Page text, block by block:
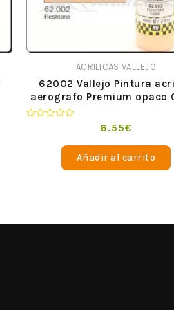
ACRILICAS VALLEJO
62002 Vallejo Pintura
aerografo Premium opaco
6.55€
Añadir al carrito